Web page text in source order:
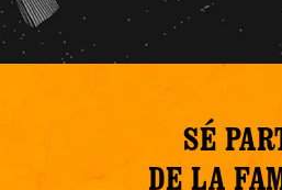
SÉ
DE LA